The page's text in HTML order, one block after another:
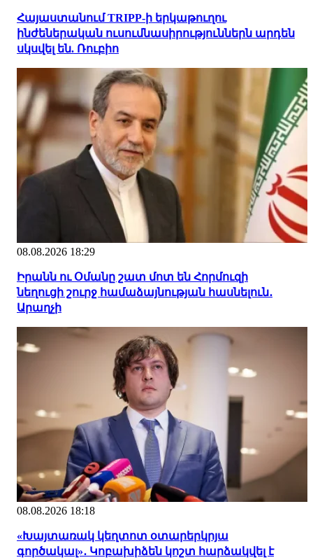
Հայաստանում TRIPP-ի երկաթուղու
ինժեներական ուսումնասիրություններն արդեն
սկսվել են. Ռուբիո
08.08.2026 18:29
Իրանն ու Օմանը շատ մոտ են Հորմուզի
նեղուցի շուրջ համաձայնության հասնելուն․
Արաղչի
08.08.2026 18:18
«Խայտառակ կեղտոտ օտարերկրյա
գործակալ»․ Կոբախիձեն կոշտ հարձակվել է